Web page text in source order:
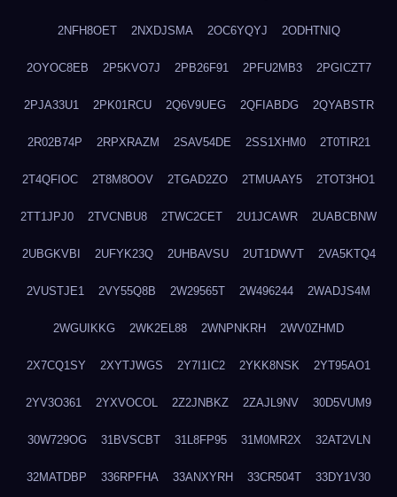
2NFH8OET 2NXDJSMA 2OC6YQYJ 2ODHTNIQ
2OYOC8EB 2P5KVO7J 2PB26F91 2PFU2MB3 2PGICZT7
2PJA33U1 2PK01RCU 2Q6V9UEG 2QFIABDG 2QYABSTR
2R02B74P 2RPXRAZM 2SAV54DE 2SS1XHM0 2T0TIR21
2T4QFIOC 2T8M8OOV 2TGAD2ZO 2TMUAAY5 2TOT3HO1
2TT1JPJ0 2TVCNBU8 2TWC2CET 2U1JCAWR 2UABCBNW
2UBGKVBI 2UFYK23Q 2UHBAVSU 2UT1DWVT 2VA5KTQ4
2VUSTJE1 2VY55Q8B 2W29565T 2W496244 2WADJS4M
2WGUIKKG 2WK2EL88 2WNPNKRH 2WV0ZHMD
2X7CQ1SY 2XYTJWGS 2Y7I1IC2 2YKK8NSK 2YT95AO1
2YV3O361 2YXVOCOL 2Z2JNBKZ 2ZAJL9NV 30D5VUM9
30W729OG 31BVSCBT 31L8FP95 31M0MR2X 32AT2VLN
32MATDBP 336RPFHA 33ANXYRH 33CR504T 33DY1V30